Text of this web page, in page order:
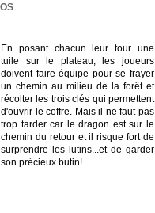
En posant chacun leur tour une
tuile sur le plateau, les joueurs
doivent faire équipe pour se frayer
un chemin au milieu de la forêt et
récolter les trois clés qui permettent
d'ouvrir le coffre. Mais il ne faut pas
trop tarder car le dragon est sur le
chemin du retour et il risque fort de
surprendre les lutins...et de garder
son précieux butin!